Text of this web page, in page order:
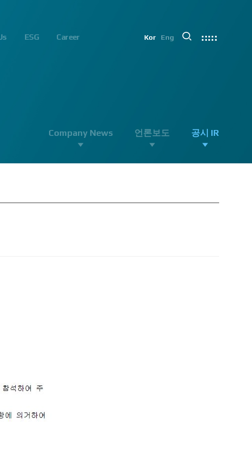
Kor Eng
ESG Career
Company News 언론보도 공시 IR